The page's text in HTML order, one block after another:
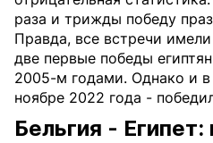
раза и трижды победу
Правда, все встречи
две первые победы
2005-м годами. Однако и в
ноябре 2022 года -
Бельгия -